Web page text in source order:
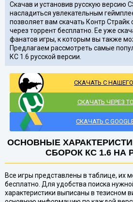
Скачав и установив русскую версию
насладиться увлекательным
позволяет вам скачать Контр Страйк
через торрент бесплатно. Ее уже
фанатов игры, к которым вы также
Предлагаем рассмотреть самые
КС 1.6 русской версии.
СКАЧАТЬ С
СКАЧАТЬ ЧЕРЕЗ
СКАЧАТЬ С
ОСНОВНЫЕ
СБОРОК КС 1.6 НА
Все игры представлены в таблице, их
бесплатно. Для удобства поиска
характеристики выписаны в тезисном